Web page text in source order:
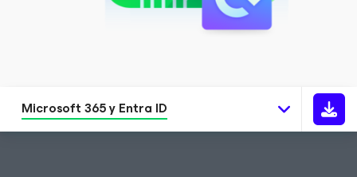
Microsoft 365 y Entra ID